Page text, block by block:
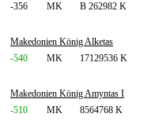
-356
MK B 262982 K
Makedonien König Alketas
-540
MK 17129536 K
Makedonien König Amyntas I
-510
MK 8564768 K